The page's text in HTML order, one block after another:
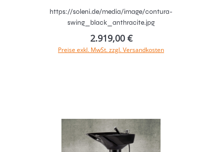
https://soleni.de/media/image/contura-
swing_black_anthracite.jpg
2.919,00 €
Preise exkl. MwSt. zzgl. Versandkosten